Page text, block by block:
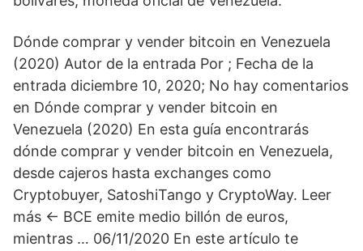
Dónde comprar y vender bitcoin en Venezuela
(2020) Autor de la entrada Por ; Fecha de la
entrada diciembre 10, 2020; No hay comentarios
en Dónde comprar y vender bitcoin en
Venezuela (2020) En esta guía encontrarás
dónde comprar y vender bitcoin en Venezuela,
desde cajeros hasta exchanges como
Cryptobuyer, SatoshiTango y CryptoWay. Leer
más ← BCE emite medio billón de euros,
mientras … 06/11/2020 En este artículo te